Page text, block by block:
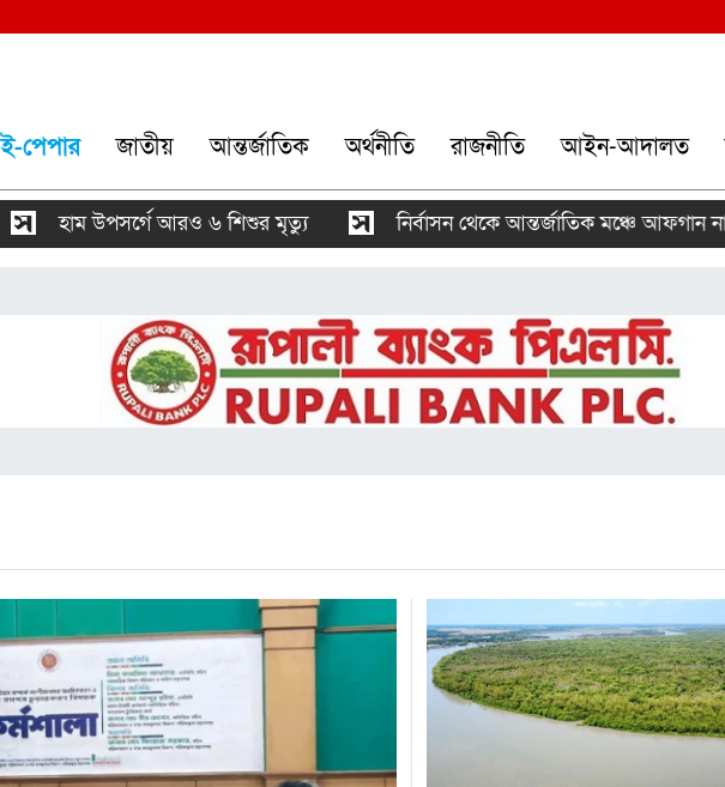
ই-পেপার জাতীয় আন্তর্জাতিক অর্থনীতি রাজনীতি আইন-আদালত
হাম উপসর্গে আরও ৬ শিশুর মৃত্যু নির্বাসন থেকে আন্তর্জাতিক মঞ্চে আফগান নারী